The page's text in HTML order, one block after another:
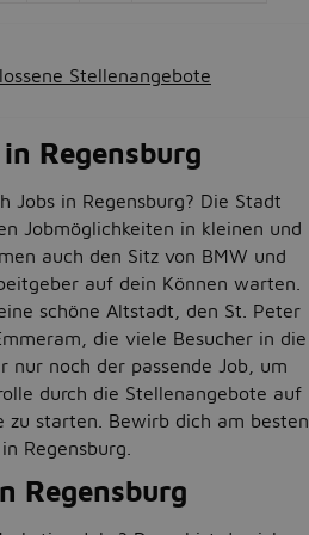
Stellenangebote
Regensburg
Jobs in Regensburg? Die Stadt
Jobmöglichkeiten in kleinen und
auch den Sitz von BMW und
auf dein Können warten.
schöne Altstadt, den St. Peter
die viele Besucher in die
nur noch der passende Job, um
durch die Stellenangebote auf
zu starten. Bewirb dich am besten
Regensburg.
Regensburg